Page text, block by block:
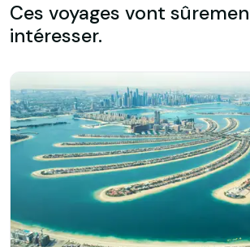
Ces voyages vont
intéresser.